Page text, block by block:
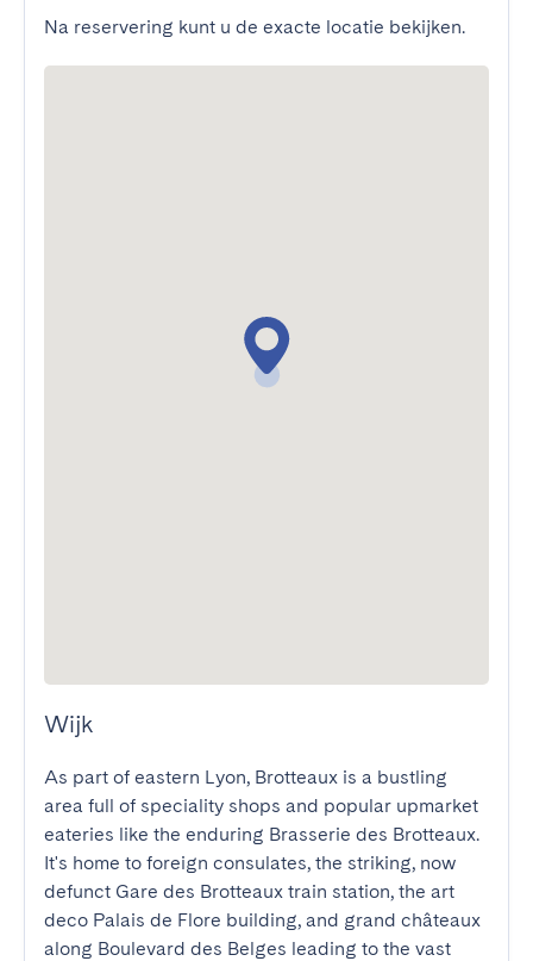
Na reservering kunt u de exacte locatie bekijken.
Wijk
As part of eastern Lyon, Brotteaux is a bustling
area full of speciality shops and popular upmarket
eateries like the enduring Brasserie des Brotteaux.
It's home to foreign consulates, the striking, now
defunct Gare des Brotteaux train station, the art
deco Palais de Flore building, and grand châteaux
along Boulevard des Belges leading to the vast